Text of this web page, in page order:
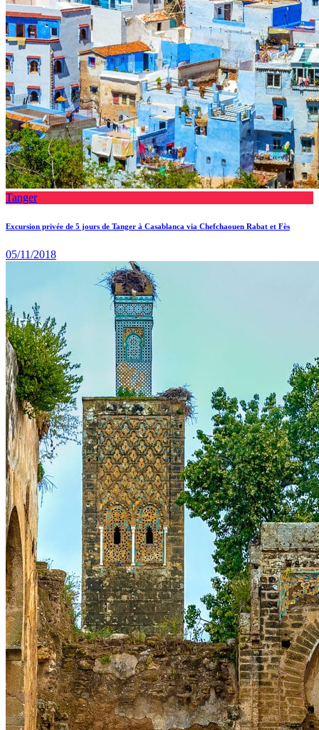
Tanger
Excursion privée de 5 jours de Tanger à Casablanca via Chefchaouen Rabat et Fès
05/11/2018